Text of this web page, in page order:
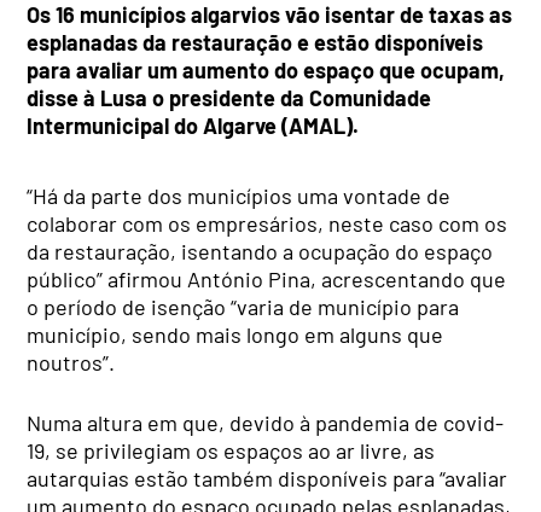
Os 16 municípios algarvios vão isentar de taxas as
esplanadas da restauração e estão disponíveis
para avaliar um aumento do espaço que ocupam,
disse à Lusa o presidente da Comunidade
Intermunicipal do Algarve (AMAL).
“Há da parte dos municípios uma vontade de
colaborar com os empresários, neste caso com os
da restauração, isentando a ocupação do espaço
público” afirmou António Pina, acrescentando que
o período de isenção “varia de município para
município, sendo mais longo em alguns que
noutros”.
Numa altura em que, devido à pandemia de covid-
19, se privilegiam os espaços ao ar livre, as
autarquias estão também disponíveis para “avaliar
um aumento do espaço ocupado pelas esplanadas,